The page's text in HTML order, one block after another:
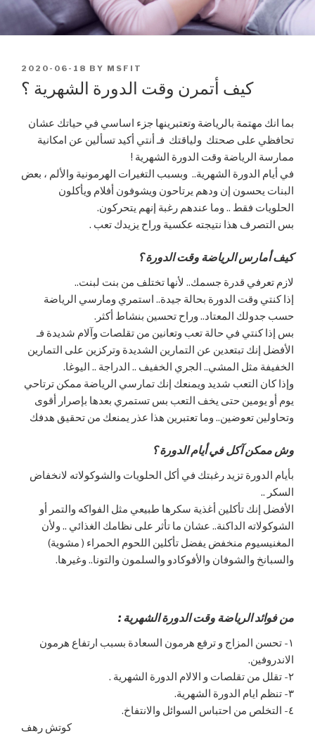
POSTED
ON
2020-06-18 BY MSFIT
كيف أتمرن وقت الدورة الشهرية ؟
بما انك مهتمة بالرياضة وتعتبرينها جزء اساسي في حياتك عشان
تحافظي على صحتك ولياقتك فـ أنتي أكيد تسألين عن امكانية
ممارسة الرياضة وقت الدورة الشهرية !
في أيام الدورة الشهرية.. وبسبب التغيرات الهرمونية والألم ، بعض
البنات يحسون إن ودهم يرتاحون ويشوفون أفلام ويأكلون
الحلويات فقط .. وما عندهم رغبة إنهم يتحركون.
بس التصرف هذا نتيجته عكسية وراح يزيدك تعب .
كيف أمارس الرياضة وقت الدورة ؟
لازم تعرفي قدرة جسمك.. لأنها تختلف من بنت لبنت..
إذا كنتي وقت الدورة بحالة جيدة.. استمري ومارسي الرياضة
حسب جدولك المعتاد.. وراح تحسين بنشاط أكثر.
بس إذا كنتي في حالة تعب وتعانين من تقلصات وآلام شديدة فـ
الأفضل إنك تبتعدين عن التمارين الشديدة وتركزين على التمارين
الخفيفة مثل المشي.. الجري الخفيف .. الدراجة .. اليوغا.
وإذا كان التعب شديد ويمنعك إنك تمارسي الرياضة ممكن ترتاحي
يوم أو يومين حتى يخف التعب بس تستمري بعدها بإصرار أقوى
وتحاولين تعوضين.. وما تعتبرين هذا عذر يمنعك من تحقيق هدفك
وش ممكن آكل في أيام الدورة ؟
بأيام الدورة تزيد رغبتك في أكل الحلويات والشوكولاته لانخفاض
السكر ..
الأفضل إنك تأكلين أغذية سكرها طبيعي مثل الفواكه والتمر أو
الشوكولاته الداكنة.. عشان ما تأثر على نظامك الغذائي .. ولأن
المغنيسيوم منخفض يفضل تأكلين اللحوم الحمراء ( مشوية)
والسبانخ والشوفان والأفوكادو والسلمون والتونا.. وغيرها.
من فوائد الرياضة وقت الدورة الشهرية :
١- تحسن المزاج و ترفع هرمون السعادة بسبب ارتفاع هرمون
الاندروفين.
٢- تقلل من تقلصات و الالام الدورة الشهرية .
٣- تنظم ايام الدورة الشهرية.
٤- التخلص من احتباس السوائل والانتفاخ.
كوتش رهف